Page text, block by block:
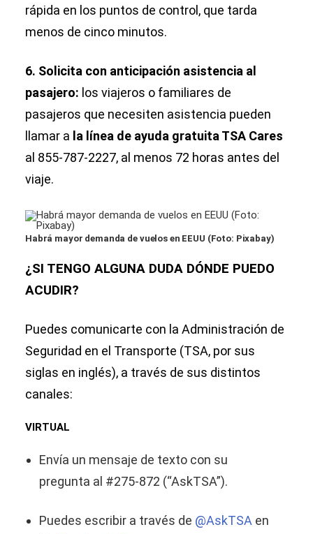
rápida en los puntos de control, que tarda
menos de cinco minutos.
6. Solicita con anticipación asistencia al
pasajero: los viajeros o familiares de
pasajeros que necesiten asistencia pueden
llamar a la línea de ayuda gratuita TSA Cares
al 855-787-2227, al menos 72 horas antes del
viaje.
Habrá mayor demanda de vuelos en EEUU (Foto: Pixabay)
¿SI TENGO ALGUNA DUDA DÓNDE PUEDO
ACUDIR?
Puedes comunicarte con la Administración de
Seguridad en el Transporte (TSA, por sus
siglas en inglés), a través de sus distintos
canales:
VIRTUAL
Envía un mensaje de texto con su
pregunta al #275-872 (“AskTSA”).
Puedes escribir a través de @AskTSA en